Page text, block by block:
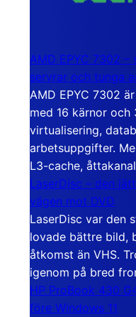
AMD EPYC 7302
servrar och tunga
AMD EPYC 7302
med 16 kärnor
virtualisering,
arbetsuppgifter.
L3-cache,
LaserDisc – den
vägen mot DVD
LaserDisc var den
lovade bättre bild,
åtkomst än VHS.
igenom på bred
HP ProBook 430
före Windows 11